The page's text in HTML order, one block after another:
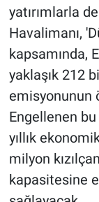
yatırımlarla
Havalimanı,
kapsamında,
yaklaşık 212
emisyonunun
Engellenen
yıllık
milyon
kapasitesine